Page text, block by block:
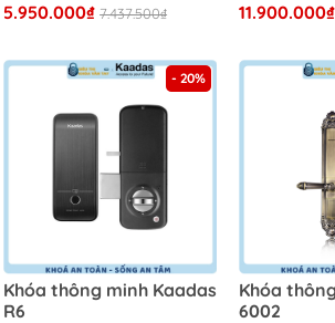
5.950.000₫ 7.437.500₫
11.900.000₫
- 20%
Khóa thông minh Kaadas
R6
Khóa
6002